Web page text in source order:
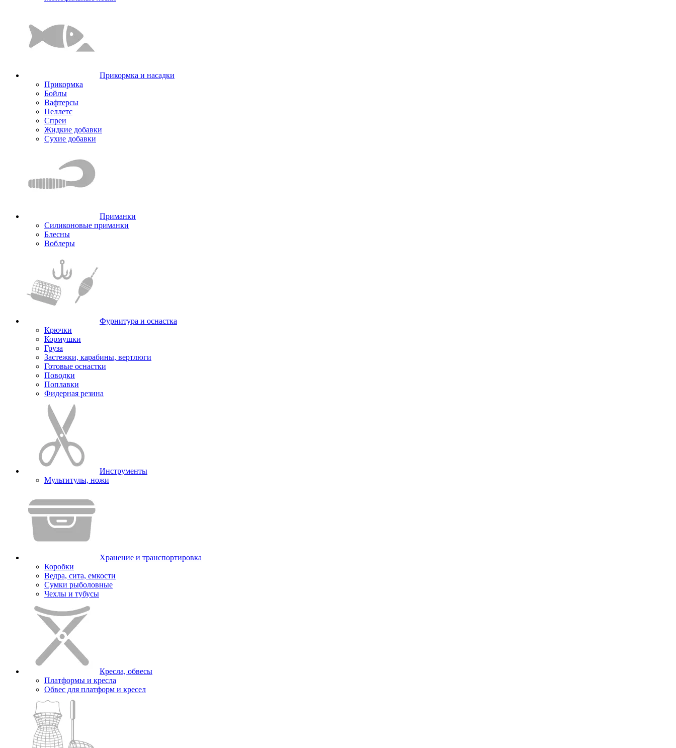
Прикормка и насадки
Прикормка
Бойлы
Вафтерсы
Пеллетс
Спреи
Жидкие добавки
Сухие добавки
Приманки
Силиконовые приманки
Блесны
Воблеры
Фурнитура и оснастка
Крючки
Кормушки
Груза
Застежки, карабины, вертлюги
Готовые оснастки
Поводки
Поплавки
Фидерная резина
Инструменты
Мультитулы, ножи
Хранение и транспортировка
Коробки
Ведра, сита, емкости
Сумки рыболовные
Чехлы и тубусы
Кресла, обвесы
Платформы и кресла
Обвес для платформ и кресел